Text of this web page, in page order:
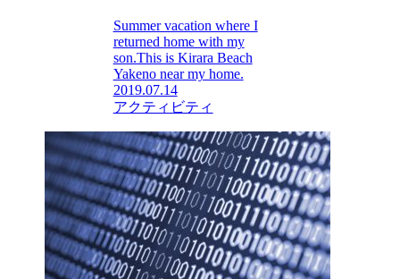
Summer vacation where I
returned home with my
son.This is Kirara Beach
Yakeno near my home.
2019.07.14
アクティビティ